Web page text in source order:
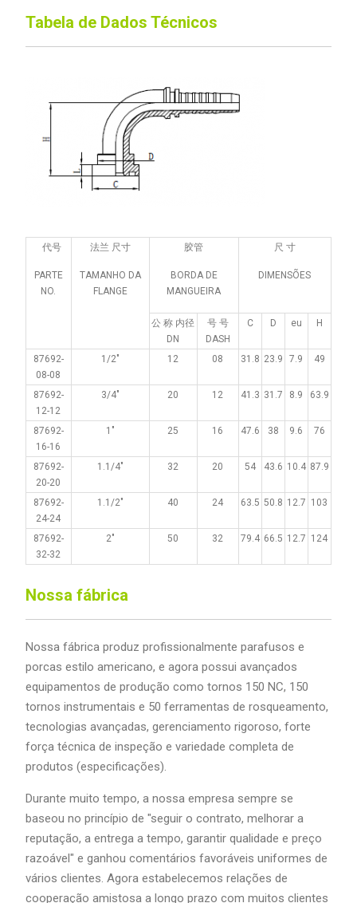
Tabela de Dados Técnicos
代号
PARTE
NO.
法兰 尺寸
TAMANHO DA
FLANGE
胶管
BORDA DE
MANGUEIRA
尺 寸
DIMENSÕES
公 称 内径
DN
号 号
DASH
C D eu H
87692-
08-08
1/2" 12 08 31.8 23.9 7.9 49
87692-
12-12
3/4" 20 12 41.3 31.7 8.9 63.9
87692-
16-16
1" 25 16 47.6 38 9.6 76
87692-
20-20
1.1/4" 32 20 54 43.6 10.4 87.9
87692-
24-24
1.1/2" 40 24 63.5 50.8 12.7 103
87692-
32-32
2" 50 32 79.4 66.5 12.7 124
Nossa fábrica
Nossa fábrica produz profissionalmente parafusos e
porcas estilo americano, e agora possui avançados
equipamentos de produção como tornos 150 NC, 150
tornos instrumentais e 50 ferramentas de rosqueamento,
tecnologias avançadas, gerenciamento rigoroso, forte
força técnica de inspeção e variedade completa de
produtos (especificações).
Durante muito tempo, a nossa empresa sempre se
baseou no princípio de "seguir o contrato, melhorar a
reputação, a entrega a tempo, garantir qualidade e preço
razoável" e ganhou comentários favoráveis uniformes de
vários clientes. Agora estabelecemos relações de
cooperação amistosa a longo prazo com muitos clientes